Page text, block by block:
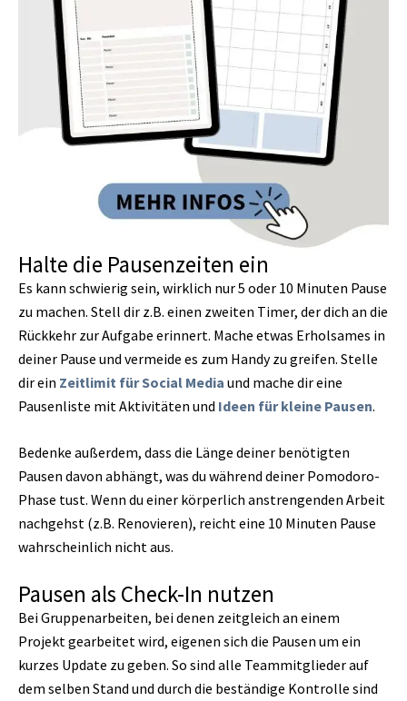
Halte die Pausenzeiten ein
Es kann schwierig sein, wirklich nur 5 oder 10 Minuten Pause
zu machen. Stell dir z.B. einen zweiten Timer, der dich an die
Rückkehr zur Aufgabe erinnert. Mache etwas Erholsames in
deiner Pause und vermeide es zum Handy zu greifen. Stelle
dir ein Zeitlimit für Social Media und mache dir eine
Pausenliste mit Aktivitäten und Ideen für kleine Pausen.
Bedenke außerdem, dass die Länge deiner benötigten
Pausen davon abhängt, was du während deiner Pomodoro-
Phase tust. Wenn du einer körperlich anstrengenden Arbeit
nachgehst (z.B. Renovieren), reicht eine 10 Minuten Pause
wahrscheinlich nicht aus.
Pausen als Check-In nutzen
Bei Gruppenarbeiten, bei denen zeitgleich an einem
Projekt gearbeitet wird, eigenen sich die Pausen um ein
kurzes Update zu geben. So sind alle Teammitglieder auf
dem selben Stand und durch die beständige Kontrolle sind